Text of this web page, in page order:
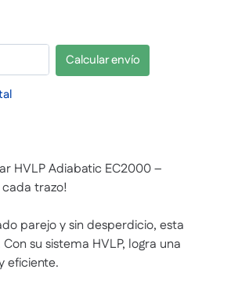
Calcular envío
HVLP Adiabatic EC2000 –
cada trazo!
parejo y sin desperdicio, esta
su sistema HVLP, logra una
eficiente.